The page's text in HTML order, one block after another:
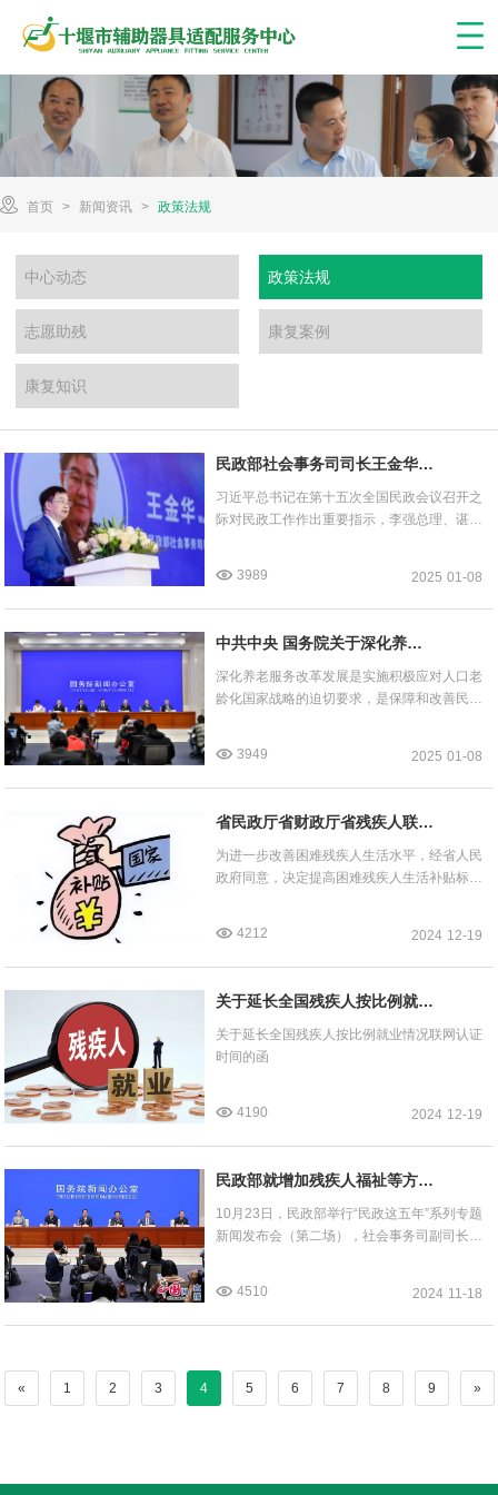
首页 > 新闻资讯 > 政策法规
中心动态 政策法规
志愿助残 康复案例
康复知识
民政部社会事务司司长王金华发
器具产业高质量发展
习近平总书记在第十五次全国民政会议召开之
际对民政工作作出重要指示，李强总理、谌贻
政工作的高度关心与重视，以及民政工作在中
国式现代化进程中的重要地位和作用；强烈感
受到社会事务工作的重要性，特别是总书记第
一次把社会事务与社会救助、社会福利、社会
治理三项工作并列提出，我们深感意义重大而
深远，这既是对近年来殡葬、婚姻等工作的肯
一次重大机遇和考验。
3989 2025 01-08
中共中央 国务院关于深化养老
深化养老服务改革发展是实施积极应对人口老
龄化国家战略的迫切要求，是保障和改善民生
体系，更好保障老有所养，让全体老年人安享
幸福晚年，现提出如下意见。
3949 2025 01-08
省民政厅省财政厅省残疾人联合
标准的通知
为进一步改善困难残疾人生活水平，经省人民
政府同意，决定提高困难残疾人生活补贴标
4212 2024 12-19
关于延长全国残疾人按比例就业
关于延长全国残疾人按比例就业情况联网认证
时间的函
4190 2024 12-19
民政部就增加残疾人福祉等方面
10月23日，民政部举行“民政这五年”系列专题
新闻发布会（第二场），社会事务司副司长、
者提问。
4510 2024 11-18
« 1 2 3 4 5 6 7 8 9 »